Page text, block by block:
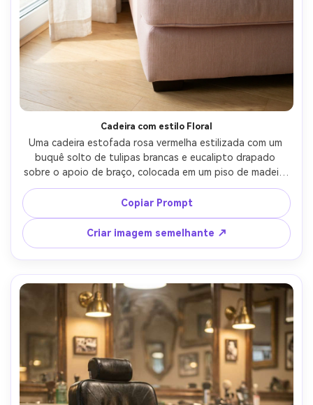
Cadeira com estilo Floral
Uma cadeira estofada rosa vermelha estilizada com um
buquê solto de tulipas brancas e eucalipto drapado
sobre o apoio de braço, colocada em um piso de madeira
clara perto de uma cortina transparente, luz de janela
macia, tirada em Canon R5, 35mm, f/2.8, Pinterest home
styling Estética, Pétalas fotorealistas e textura de
tecido- -ar 4:5
Copiar Prompt
Criar imagem semelhante ↗